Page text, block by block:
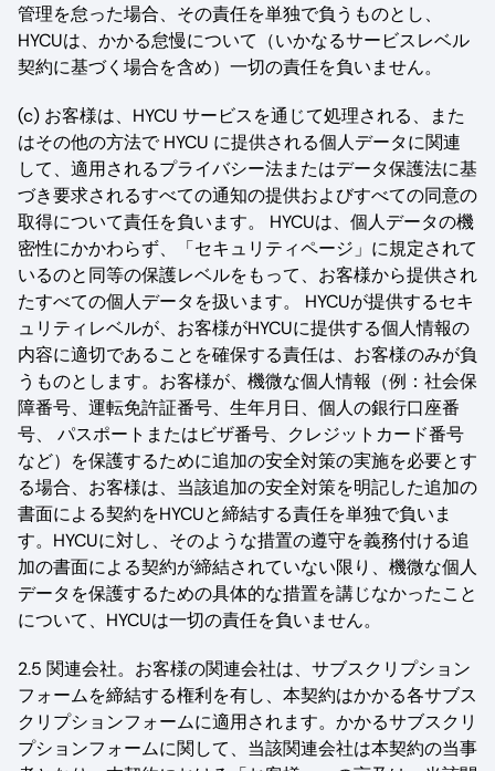
管理を怠った場合、その責任を単独で負うものとし、
HYCUは、かかる怠慢について（いかなるサービスレベル
契約に基づく場合を含め）一切の責任を負いません。
(c) お客様は、HYCU サービスを通じて処理される、また
はその他の方法で HYCU に提供される個人データに関連
して、適用されるプライバシー法またはデータ保護法に基
づき要求されるすべての通知の提供およびすべての同意の
取得について責任を負います。 HYCUは、個人データの機
密性にかかわらず、「セキュリティページ」に規定されて
いるのと同等の保護レベルをもって、お客様から提供され
たすべての個人データを扱います。 HYCUが提供するセキ
ュリティレベルが、お客様がHYCUに提供する個人情報の
内容に適切であることを確保する責任は、お客様のみが負
うものとします。お客様が、機微な個人情報（例：社会保
障番号、運転免許証番号、生年月日、個人の銀行口座番
号、 パスポートまたはビザ番号、クレジットカード番号
など）を保護するために追加の安全対策の実施を必要とす
る場合、お客様は、当該追加の安全対策を明記した追加の
書面による契約をHYCUと締結する責任を単独で負いま
す。HYCUに対し、そのような措置の遵守を義務付ける追
加の書面による契約が締結されていない限り、機微な個人
データを保護するための具体的な措置を講じなかったこと
について、HYCUは一切の責任を負いません。
2.5 関連会社。お客様の関連会社は、サブスクリプション
フォームを締結する権利を有し、本契約はかかる各サブス
クリプションフォームに適用されます。かかるサブスクリ
プションフォームに関して、当該関連会社は本契約の当事